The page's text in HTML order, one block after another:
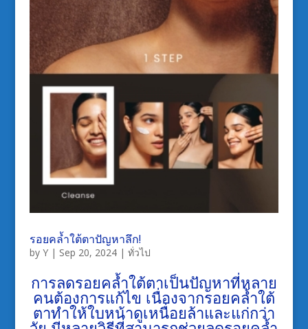
รอยคล้ำใต้ตาปัญหาลึก!
by Y| Sep 20, 2024| ทั่วไป
การลดรอยคล้ำใต้ตาเป็นปัญหาที่หลาย
คนต้องการแก้ไข เนื่องจากรอยคล้ำใต้
ตาทำให้ใบหน้าดูเหนื่อยล้าและแก่กว่า